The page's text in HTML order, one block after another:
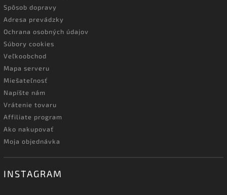
Spôsob dopravy
Adresa prevádzky
Ochrana osobných údajov
Súbory cookies
Veľkoobchod
Mapa serveru
Miešateľnosť
Napíšte nám
Vrátenie tovaru
Affiliate program
Ako nakupovať
Moja objednávka
INSTAGRAM